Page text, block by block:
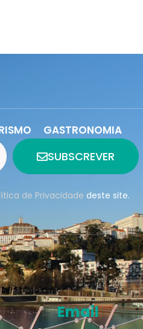
GASTRONOMIA
SUBSCREVER
de Privacidade deste site.
Email